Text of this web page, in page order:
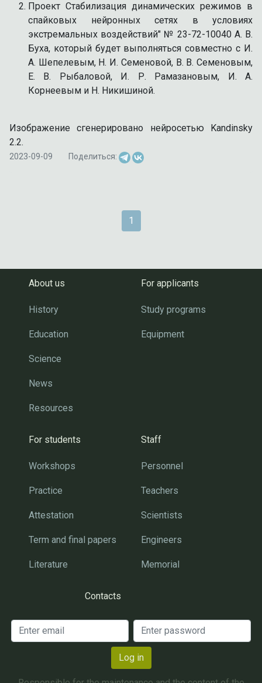
Проект Стабилизация динамических режимов в
спайковых нейронных сетях в условиях
экстремальных воздействий" № 23-72-10040 А. В.
Буха, который будет выполняться совместно с И.
А. Шепелевым, Н. И. Семеновой, В. В. Семеновым,
Е. В. Рыбаловой, И. Р. Рамазановым, И. А.
Корнеевым и Н. Никишиной.
Изображение сгенерировано нейросетью Kandinsky
2.2.
2023-09-09 Поделиться:
1
About us
History
Education
Science
News
Resources
For applicants
Study programs
Equipment
For students
Workshops
Practice
Attestation
Term and final papers
Literature
Staff
Personnel
Teachers
Scientists
Engineers
Memorial
Contacts
Log in